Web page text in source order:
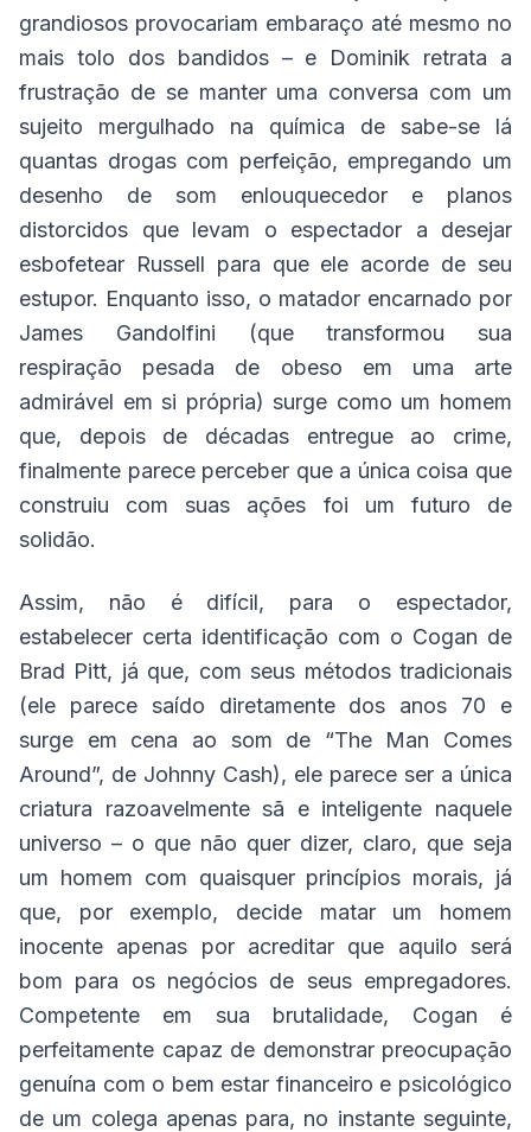
grandiosos provocariam embaraço até mesmo no
mais tolo dos bandidos – e Dominik retrata a
frustração de se manter uma conversa com um
sujeito mergulhado na química de sabe-se lá
quantas drogas com perfeição, empregando um
desenho de som enlouquecedor e planos
distorcidos que levam o espectador a desejar
esbofetear Russell para que ele acorde de seu
estupor. Enquanto isso, o matador encarnado por
James Gandolfini (que transformou sua
respiração pesada de obeso em uma arte
admirável em si própria) surge como um homem
que, depois de décadas entregue ao crime,
finalmente parece perceber que a única coisa que
construiu com suas ações foi um futuro de
solidão.
Assim, não é difícil, para o espectador,
estabelecer certa identificação com o Cogan de
Brad Pitt, já que, com seus métodos tradicionais
(ele parece saído diretamente dos anos 70 e
surge em cena ao som de “The Man Comes
Around”, de Johnny Cash), ele parece ser a única
criatura razoavelmente sã e inteligente naquele
universo – o que não quer dizer, claro, que seja
um homem com quaisquer princípios morais, já
que, por exemplo, decide matar um homem
inocente apenas por acreditar que aquilo será
bom para os negócios de seus empregadores.
Competente em sua brutalidade, Cogan é
perfeitamente capaz de demonstrar preocupação
genuína com o bem estar financeiro e psicológico
de um colega apenas para, no instante seguinte,